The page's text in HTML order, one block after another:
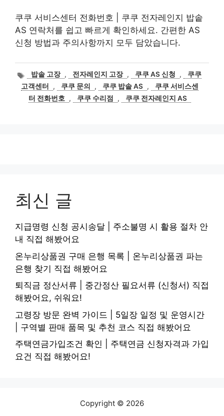
쿠쿠 서비스센터 전화번호 | 쿠쿠 전자레인지 밥솥
AS 연락처를 쉽고 빠르게 확인하세요. 간편한 AS
신청 방법과 주의사항까지 모두 담았습니다.
태
그
밥솥 고장 , 전자레인지 고장 , 쿠쿠 AS 신청 ,
쿠쿠
고객센터
, 쿠쿠 문의 , 쿠쿠 밥솥 AS ,
쿠쿠 서비스센
터 전화번호
, 쿠쿠 수리점 , 쿠쿠 전자레인지 AS
최신 글
지급명령 신청 공시송달 | 주소불명 시 활용 절차 안
내 직접 해봤어요
온누리상품권 구매 은행 목록 | 온누리상품권 파는
은행 찾기 직접 해봤어요
퇴직금 정산서류 | 중간정산 필요서류 (신청서) 직접
해봤어요, 쉬워요!
고령장 방문 완벽 가이드 | 5일장 일정 및 운영시간
| 구역별 판매 품목 및 추천 코스 직접 해봤어요
주택연금가입조건 확인 | 주택연금 신청자격과 가입
요건 직접 해봤어요!
Copyright © 2026